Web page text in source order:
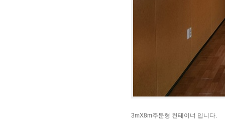
3mX8m주문형 컨테이너 입니다.